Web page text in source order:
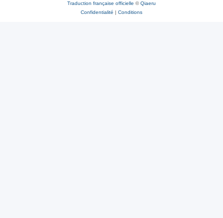
Traduction française officielle ©Qiaeru
Confidentialité | Conditions